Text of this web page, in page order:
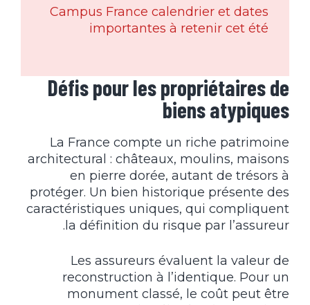
Campus France calendrier et dates
importantes à retenir cet été
Défis pour les propriétaires de
biens atypiques
La France compte un riche patrimoine
architectural : châteaux, moulins, maisons
en pierre dorée, autant de trésors à
protéger. Un bien historique présente des
caractéristiques uniques, qui compliquent
la définition du risque par l’assureur.
Les assureurs évaluent la valeur de
reconstruction à l’identique. Pour un
monument classé, le coût peut être